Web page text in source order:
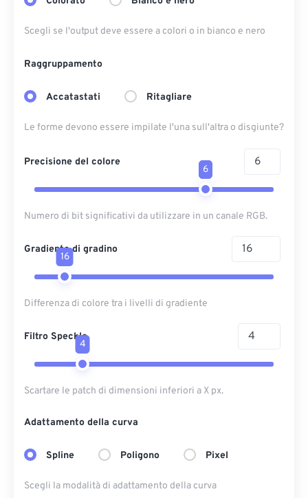
Scegli se l'output deve essere a colori o in bianco e nero
Raggruppamento
Accatastati Ritagliare
Le forme devono essere impilate l'una sull'altra o disgiunte?
Precisione del colore
6
Numero di bit significativi da utilizzare in un canale RGB.
Gradiente di gradino
16
Differenza di colore tra i livelli di gradiente
Filtro Speckle
4
Scartare le patch di dimensioni inferiori a X px.
Adattamento della curva
Spline Poligono Pixel
Scegli la modalità di adattamento della curva